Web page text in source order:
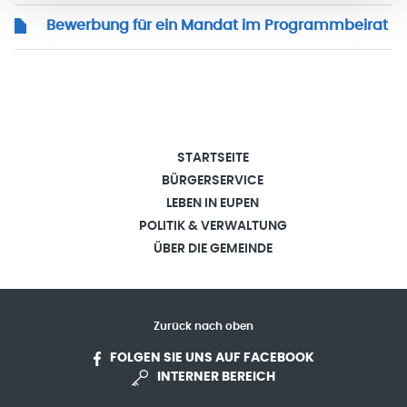
Bewerbung für ein Mandat im Programmbeirat
STARTSEITE
BÜRGERSERVICE
LEBEN IN EUPEN
POLITIK & VERWALTUNG
ÜBER DIE GEMEINDE
Zurück nach oben
FOLGEN SIE UNS AUF FACEBOOK
INTERNER BEREICH